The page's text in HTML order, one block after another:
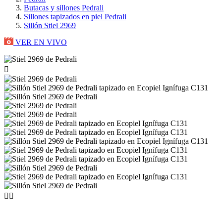
Butacas y sillones Pedrali
Sillones tapizados en piel Pedrali
Sillón Stiel 2969
VER EN VIVO

 